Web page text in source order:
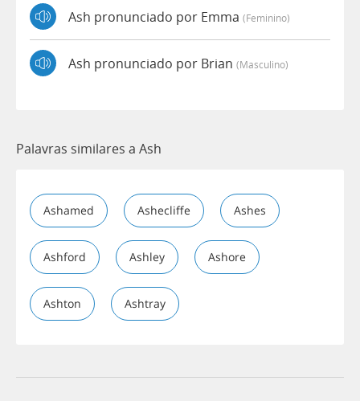
Ash pronunciado por Emma (feminino)
Ash pronunciado por Brian (masculino)
Palavras similares a Ash
Ashamed Ashecliffe Ashes
Ashford Ashley Ashore
Ashton Ashtray